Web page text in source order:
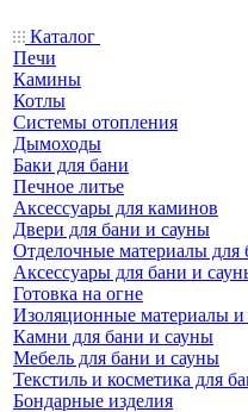
Каталог
Печи
Камины
Котлы
Системы отопления
Дымоходы
Баки для бани
Печное литье
Аксессуары для каминов
Двери для бани и сауны
Отделочные материалы для
Аксессуары для бани и
Готовка на огне
Изоляционные материалы и
Камни для бани и сауны
Мебель для бани и сауны
Текстиль и косметика для
Бондарные изделия